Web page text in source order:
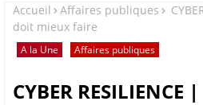
Accueil Affaires publiques
doit mieux faire
A la Une Affaires publiques
CYBER